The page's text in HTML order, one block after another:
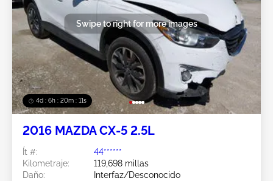
4d : 6h : 20m : 08s
Swipe to right for more images
2016 MAZDA CX-5 2.5L
Ít #:
44******
Kilometraje:
119,698 millas
Daño:
Interfaz/Desconocido